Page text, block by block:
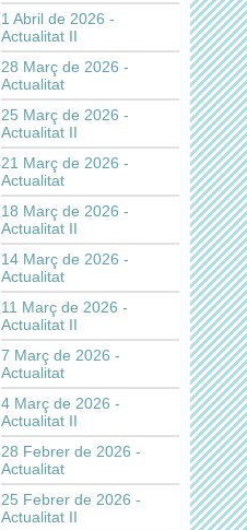
1 Abril de 2026 -
Actualitat II
28 Març de 2026 -
Actualitat
25 Març de 2026 -
Actualitat II
21 Març de 2026 -
Actualitat
18 Març de 2026 -
Actualitat II
14 Març de 2026 -
Actualitat
11 Març de 2026 -
Actualitat II
7 Març de 2026 -
Actualitat
4 Març de 2026 -
Actualitat II
28 Febrer de 2026 -
Actualitat
25 Febrer de 2026 -
Actualitat II